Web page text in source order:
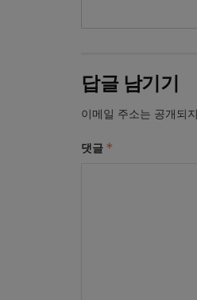
답글 남기기
이메일 주소는 공개되
댓글 *